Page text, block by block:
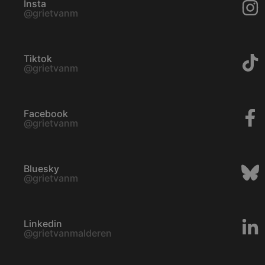
Insta
@grietvanm
Tiktok
@grietvanm
Facebook
@grietvanm
Bluesky
@grietvanm
Linkedin
@grietvanmalderen